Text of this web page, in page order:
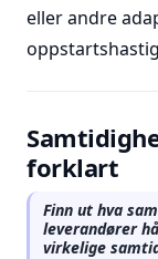
eller andre
forklart
Finn ut hva
leverandører
virkelige